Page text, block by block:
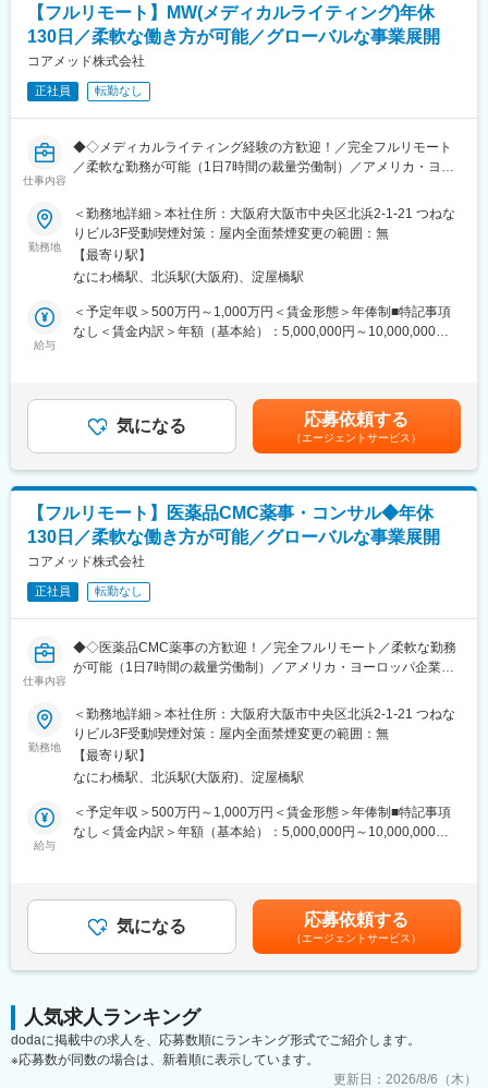
■組織構成：
CMC担当11名（2名男性、9名女性）
30代～40代で構成されています。
お子様がおられる社員が多く、在宅勤務のため子育てしながらキ
研究所での経験、CMC薬事の経験者が多いです。
■業務の特徴：
・プロジェクトは個人で完結させるのではなく、社内メンバーと
連携しながら分担して推進しています。
・国内外の規制当局と関わりながら、国際基準での薬事戦略に携
われる環境です。
■教育体制：
通常医薬品メーカー出身が会員である関西医薬協会に、当社は会
員として登録しています。業界関連のセミナーにも参加すること
プデートできる環境です。
■働き方：
◎完全在宅勤務のため、拠点（東京・大阪）の近くにお住まいで
◎お昼休みの時間帯も自由なので、例えばお子様がおられる方の
場合、お子様の通院やご都合に合わせて業務時間を調整できま
※現在、関東関西のほか、九州、中部、東北、海外在住の方もいま
す。
・会議や打ち合わせで必要な時は大阪・東京等へ出張（宿泊も伴
います）が発生します。
※国内出張の頻度は1~3回/年です。（海外出張の可能性も一部ござ
います）
■ワークライフバランス：
同社は、個人が最大限に能力を発揮できるよう働きやすい環境作
りに注力しております。男女問わず在宅勤務が可能です。また、
変更の範囲：会社の定める業務
【フルリモート】MW(メディカルライティング)年休
130日／柔軟な働き方が可能／グローバルな事業展開
コアメッド株式会社
正社員 転勤なし
仕事内容
◆◇メディカルライティング経験の方歓迎！／完全フルリモート
／柔軟な勤務が可能（1日7時間の裁量労働制）／アメリカ・ヨー
ティング会社◆◇
■業務概要：
治験相談用資料や試験総括報告書、承認申請資料（CTDなど）の
作成を中心に、医薬品開発における各種ドキュメント作成業務
（英語・日本語）をお任せします。
・オーファンドラッグ指定申請資料
・日本を含む各国規制当局への治験実施計画届（IND等）および
・国際名・一般的名称に関する申請資料
・承認申請書（CTDを含む）
・試験総括報告書（CSR） など
■業務の特徴
・プロジェクトは個人単独ではなく、社内メンバーと連携しなが
ら分担して推進しています。
・治験～承認申請まで幅広いフェーズに関わることで、医薬品開
発全体を俯瞰できる経験を積むことができます。
通常医薬品メーカー出身が会員である関西医薬協会に、当社は会
員として登録しています。業界関連のセミナーにも参加すること
ができ、メーカーと同じレベルの業界知識とマーケット感をアッ
プデートできる環境です。
■働き方：
◎完全在宅勤務のため、拠点（東京・大阪）の近くにお住まいで
（自分の業務が終わるよう業務管理を行う必要はありますが、裁
量の大きい働き方ができます）
※現在、関東関西のほか、九州、中部、東北、海外在住の方もいま
・会議や打ち合わせで必要な時は大阪・東京等へ出張（宿泊も伴
います）が発生します。
※国内出張の頻度は1~3回/年です。（海外出張はほとんどありませ
ん。）
勤務地
＜勤務地詳細＞本社住所：大阪府大阪市中央区北浜2-1-21 つねな
りビル3F受動喫煙対策：屋内全面禁煙変更の範囲：無
【最寄り駅】
なにわ橋駅、北浜駅(大阪府)、淀屋橋駅
給与
＜予定年収＞500万円～1,000万円＜賃金形態＞年俸制■特記事項
なし＜賃金内訳＞年額（基本給）：5,000,000円～10,000,000円
安の金額であり、選考を通じて上下する可能性があります。月給
(月額)は固定手当を含めた表記です。
気になる 応募依頼する
（エージェントサービス）
【フルリモート】医薬品CMC薬事・コンサル◆年休
130日／柔軟な働き方が可能／グローバルな事業展開
コアメッド株式会社
正社員 転勤なし
仕事内容
◆◇医薬品CMC薬事の方歓迎！／完全フルリモート／柔軟な勤務
が可能（1日7時間の裁量労働制）／アメリカ・ヨーロッパ企業と
◆◇
■仕事内容：
医薬品開発における理化学・製造・品質試験分野を中心に、CMC
領域のコンサルティング業務をお任せします。
新薬承認申請に向けた品質戦略の立案から資料作成・評価まで一
貫して関与し、医薬品開発の品質面を支える中核ポジションで
性質ならびに製造・品質管理に関する資料の整備・評価・助言・
企画の設定
・製造業認定、原薬登録等
※クライアントは欧米製薬会社または外資系製薬会社がほとんどで
勤務地
＜勤務地詳細＞本社住所：大阪府大阪市中央区北浜2-1-21 つねな
りビル3F受動喫煙対策：屋内全面禁煙変更の範囲：無
【最寄り駅】
なにわ橋駅、北浜駅(大阪府)、淀屋橋駅
給与
＜予定年収＞500万円～1,000万円＜賃金形態＞年俸制■特記事項
なし＜賃金内訳＞年額（基本給）：5,000,000円～10,000,000円
安の金額であり、選考を通じて上下する可能性があります。月給
(月額)は固定手当を含めた表記です。
気になる 応募依頼する
（エージェントサービス）
人気求人ランキング
dodaに掲載中の求人を、応募数順にランキング形式でご紹介します。
※応募数が同数の場合は、新着順に表示しています。
更新日： 2026/8/6（木）